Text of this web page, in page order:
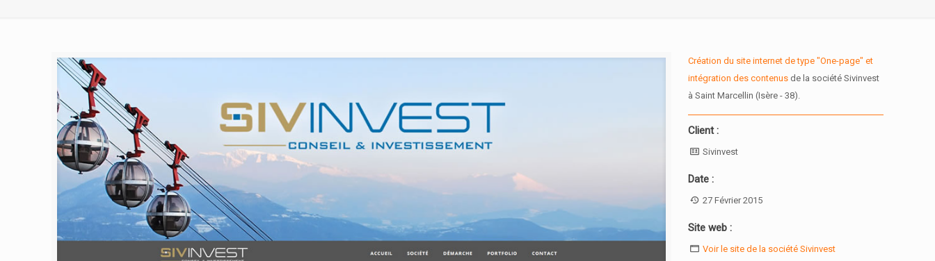
Création du site internet de type "One-page" et
intégration des contenus de la société Sivinvest
à Saint Marcellin (Isère - 38).
Client :
Sivinvest
Date :
27 Février 2015
Site web :
Voir le site de la société Sivinvest